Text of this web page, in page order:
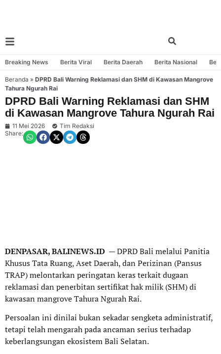
Breaking News Berita Viral Berita Daerah Berita Nasional
Beranda » DPRD Bali Warning Reklamasi dan SHM di Kawasan Mangrove
Tahura Ngurah Rai
DPRD Bali Warning Reklamasi dan SHM
di Kawasan Mangrove Tahura Ngurah Rai
11 Mei 2026
Tim Redaksi
Share:
DENPASAR, BALINEWS.ID — DPRD Bali melalui Panitia
Khusus Tata Ruang, Aset Daerah, dan Perizinan (Pansus
TRAP) melontarkan peringatan keras terkait dugaan
reklamasi dan penerbitan sertifikat hak milik (SHM) di
kawasan mangrove Tahura Ngurah Rai.
Persoalan ini dinilai bukan sekadar sengketa administratif,
tetapi telah mengarah pada ancaman serius terhadap
keberlangsungan ekosistem Bali Selatan.